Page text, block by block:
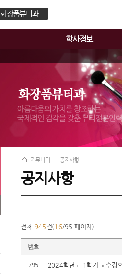
화장품뷰티과
학사정보
커뮤니티 공지사항
공지사항
전체 945건(16/95 페이지)
번호
795 2024학년도 1학기 교수강